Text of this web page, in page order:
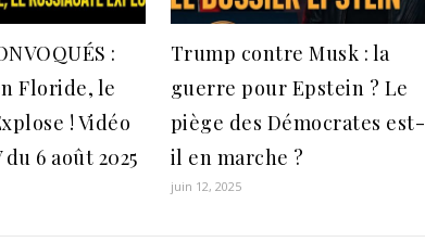
:
Floride, le
! Vidéo
6 août 2025
Trump contre Musk : la
guerre pour Epstein ? Le
piège des Démocrates est-
il en marche ?
juin 12, 2025